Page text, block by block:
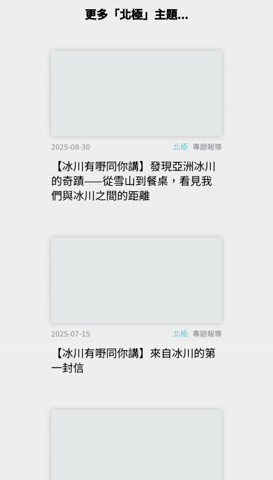
更多「北極」主題...
2025-08-30 北極 專題報導
【冰川有嘢同你講】發現亞洲冰川
的奇蹟——從雪山到餐桌，看見我
們與冰川之間的距離
2025-07-15 北極 專題報導
【冰川有嘢同你講】來自冰川的第
一封信